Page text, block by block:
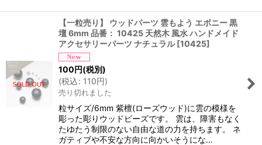
【一粒売り】 ウッドパーツ 雲もよう エボニー 黒
壇 6mm 品番： 10425 天然木 風水 ハンドメイド
アクセサリーパーツ ナチュラル [10425]
100円(税別)
(税込: 110円)
売り切れました
粒サイズ/6mm 紫檀(ローズウッド)に雲の模様を
彫った彫りウッドビーズです。 雲は、障害もなく
たゆたう制限のない自由な道の力を持ちます。 ネ
ガティブや不安な方向に向かいそうにな…